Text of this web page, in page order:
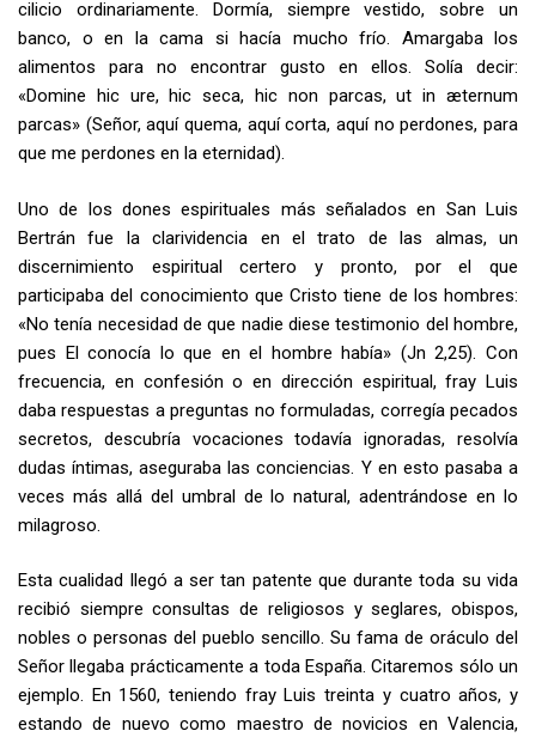
cilicio ordinariamente. Dormía, siempre vestido, sobre un
banco, o en la cama si hacía mucho frío. Amargaba los
alimentos para no encontrar gusto en ellos. Solía decir:
«Domine hic ure, hic seca, hic non parcas, ut in æternum
parcas» (Señor, aquí quema, aquí corta, aquí no perdones, para
que me perdones en la eternidad).
Uno de los dones espirituales más señalados en San Luis
Bertrán fue la clarividencia en el trato de las almas, un
discernimiento espiritual certero y pronto, por el que
participaba del conocimiento que Cristo tiene de los hombres:
«No tenía necesidad de que nadie diese testimonio del hombre,
pues El conocía lo que en el hombre había» (Jn 2,25). Con
frecuencia, en confesión o en dirección espiritual, fray Luis
daba respuestas a preguntas no formuladas, corregía pecados
secretos, descubría vocaciones todavía ignoradas, resolvía
dudas íntimas, aseguraba las conciencias. Y en esto pasaba a
veces más allá del umbral de lo natural, adentrándose en lo
milagroso.
Esta cualidad llegó a ser tan patente que durante toda su vida
recibió siempre consultas de religiosos y seglares, obispos,
nobles o personas del pueblo sencillo. Su fama de oráculo del
Señor llegaba prácticamente a toda España. Citaremos sólo un
ejemplo. En 1560, teniendo fray Luis treinta y cuatro años, y
estando de nuevo como maestro de novicios en Valencia,